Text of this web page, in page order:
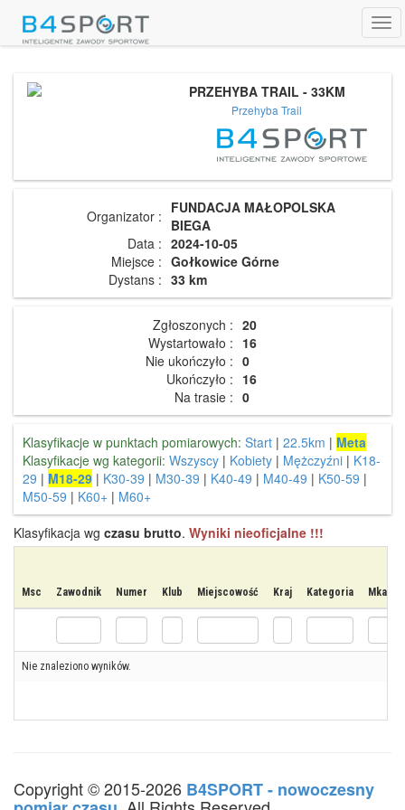
PRZEHYBA TRAIL - 33KM
Przehyba Trail
Organizator : FUNDACJA MAŁOPOLSKA
BIEGA
Data : 2024-10-05
Miejsce : Gołkowice Górne
Dystans : 33 km
Zgłoszonych : 20
Wystartowało : 16
Nie ukończyło : 0
Ukończyło : 16
Na trasie : 0
Klasyfikacje w punktach pomiarowych: Start | 22.5km | Meta
Klasyfikacje wg kategorii: Wszyscy | Kobiety | Mężczyźni | K18-
29 | M18-29 | K30-39 | M30-39 | K40-49 | M40-49 | K50-59 |
M50-59 | K60+ | M60+
Klasyfikacja wg czasu brutto. Wyniki nieoficjalne !!!
Msc Zawodnik Numer Klub Miejscowość Kraj Kategoria Mkat
Nie znaleziono wyników.
Copyright © 2015-2026 B4SPORT - nowoczesny